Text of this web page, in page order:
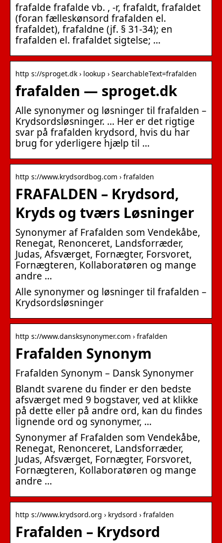
frafalde frafalde vb. , -r, frafaldt, frafaldet
(foran fælleskønsord frafalden el.
frafaldet), frafaldne (jf. § 31-34); en
frafalden el. frafaldet sigtelse; …
http s://sproget.dk › lookup › SearchableText=frafalden
frafalden — sproget.dk
Alle synonymer og løsninger til frafalden –
Krydsordsløsninger. … Her er det rigtige
svar på frafalden krydsord, hvis du har
brug for yderligere hjælp til …
http s://www.krydsordbog.com › frafalden
FRAFALDEN – Krydsord,
Kryds og tværs Løsninger
Synonymer af Frafalden som Vendekåbe,
Renegat, Renonceret, Landsforræder,
Judas, Afsværget, Fornægter, Forsvoret,
Fornægteren, Kollaboratøren og mange
andre …
Alle synonymer og løsninger til frafalden –
Krydsordsløsninger
http s://www.dansksynonymer.com › frafalden
Frafalden Synonym
Frafalden Synonym – Dansk Synonymer
Blandt svarene du finder er den bedste
afsværget med 9 bogstaver, ved at klikke
på dette eller på andre ord, kan du findes
lignende ord og synonymer, …
Synonymer af Frafalden som Vendekåbe,
Renegat, Renonceret, Landsforræder,
Judas, Afsværget, Fornægter, Forsvoret,
Fornægteren, Kollaboratøren og mange
andre …
http s://www.krydsord.org › krydsord › frafalden
Frafalden – Krydsord